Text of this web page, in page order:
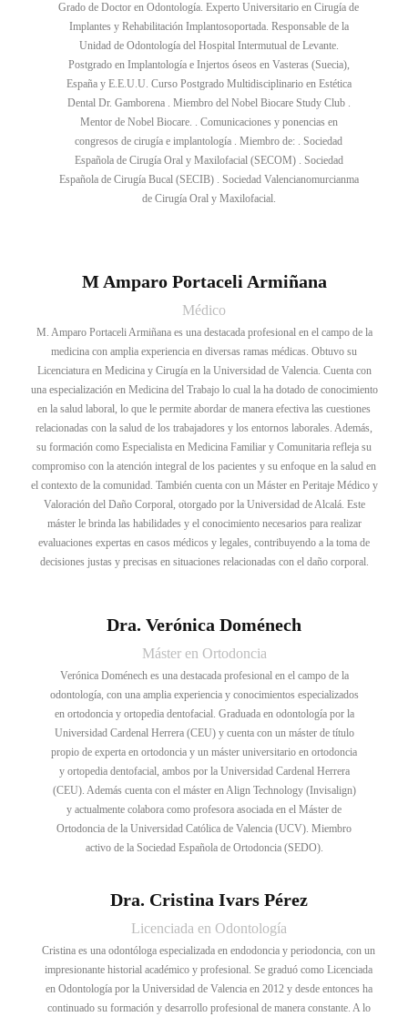
Grado de Doctor en Odontología. Experto Universitario en Cirugía de
Implantes y Rehabilitación Implantosoportada. Responsable de la
Unidad de Odontología del Hospital Intermutual de Levante.
Postgrado en Implantología e Injertos óseos en Vasteras (Suecia),
España y E.E.U.U. Curso Postgrado Multidisciplinario en Estética
Dental Dr. Gamborena . Miembro del Nobel Biocare Study Club .
Mentor de Nobel Biocare. . Comunicaciones y ponencias en
congresos de cirugía e implantología . Miembro de: . Sociedad
Española de Cirugía Oral y Maxilofacial (SECOM) . Sociedad
Española de Cirugía Bucal (SECIB) . Sociedad Valencianomurcianma
de Cirugía Oral y Maxilofacial.
M Amparo Portaceli Armiñana
Médico
M. Amparo Portaceli Armiñana es una destacada profesional en el campo de la
medicina con amplia experiencia en diversas ramas médicas. Obtuvo su
Licenciatura en Medicina y Cirugía en la Universidad de Valencia. Cuenta con
una especialización en Medicina del Trabajo lo cual la ha dotado de conocimiento
en la salud laboral, lo que le permite abordar de manera efectiva las cuestiones
relacionadas con la salud de los trabajadores y los entornos laborales. Además,
su formación como Especialista en Medicina Familiar y Comunitaria refleja su
compromiso con la atención integral de los pacientes y su enfoque en la salud en
el contexto de la comunidad. También cuenta con un Máster en Peritaje Médico y
Valoración del Daño Corporal, otorgado por la Universidad de Alcalá. Este
máster le brinda las habilidades y el conocimiento necesarios para realizar
evaluaciones expertas en casos médicos y legales, contribuyendo a la toma de
decisiones justas y precisas en situaciones relacionadas con el daño corporal.
Dra. Verónica Doménech
Máster en Ortodoncia
Verónica Doménech es una destacada profesional en el campo de la
odontología, con una amplia experiencia y conocimientos especializados
en ortodoncia y ortopedia dentofacial. Graduada en odontología por la
Universidad Cardenal Herrera (CEU) y cuenta con un máster de título
propio de experta en ortodoncia y un máster universitario en ortodoncia
y ortopedia dentofacial, ambos por la Universidad Cardenal Herrera
(CEU). Además cuenta con el máster en Align Technology (Invisalign)
y actualmente colabora como profesora asociada en el Máster de
Ortodoncia de la Universidad Católica de Valencia (UCV). Miembro
activo de la Sociedad Española de Ortodoncia (SEDO).
Dra. Cristina Ivars Pérez
Licenciada en Odontología
Cristina es una odontóloga especializada en endodoncia y periodoncia, con un
impresionante historial académico y profesional. Se graduó como Licenciada
en Odontología por la Universidad de Valencia en 2012 y desde entonces ha
continuado su formación y desarrollo profesional de manera constante. A lo